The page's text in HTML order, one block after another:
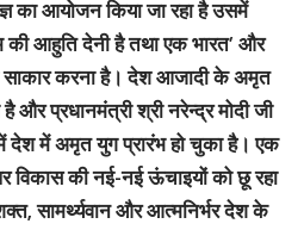
का आयोजन किया जा रहा है उसमें
आहुति देनी है तथा एक भारत’ और
साकार करना है। देश आजादी के अमृत
और प्रधानमंत्री श्री नरेन्द्र मोदी जी
देश में अमृत युग प्रारंभ हो चुका है। एक
विकास की नई-नई ऊंचाइयों को छू रहा
सामर्थ्यवान और आत्मनिर्भर देश के